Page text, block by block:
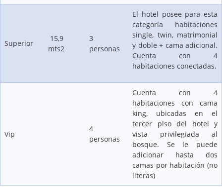
Nevados de Chillán
Distancia a pistas: 0 (Ski In/Out)
Superior
15,9
mts2
3
personas
El hotel posee para esta
categoría habitaciones
single, twin, matrimonial
y doble + cama adicional.
Cuenta con 4
habitaciones conectadas.
Vip
4
personas
Cuenta con 4
habitaciones con cama
king, ubicadas en el
tercer piso del hotel y
vista privilegiada al
bosque. Se le puede
adicionar hasta dos
camas por habitación (no
literas)